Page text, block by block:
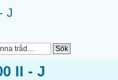
J
II - J